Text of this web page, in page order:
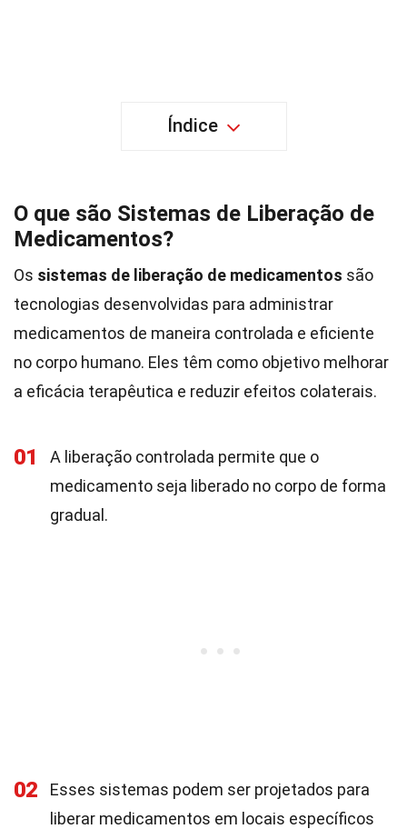
Índice
O que são Sistemas de Liberação de
Medicamentos?
Os sistemas de liberação de medicamentos são
tecnologias desenvolvidas para administrar
medicamentos de maneira controlada e eficiente
no corpo humano. Eles têm como objetivo melhorar
a eficácia terapêutica e reduzir efeitos colaterais.
01
A liberação controlada permite que o
medicamento seja liberado no corpo de forma
gradual.
02
Esses sistemas podem ser projetados para
liberar medicamentos em locais específicos